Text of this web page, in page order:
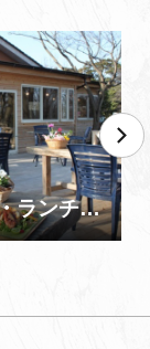
カフェ・ランチ 加佐ノ岬